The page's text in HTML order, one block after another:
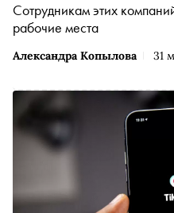
Александра Копылова 31
Сотрудникам этих
рабочие места